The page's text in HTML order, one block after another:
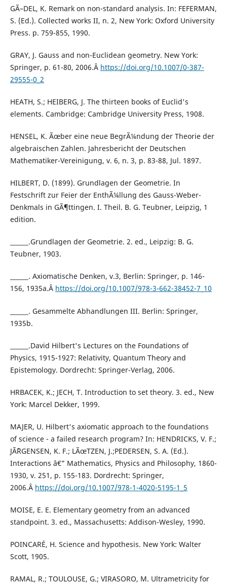
GÃ–DEL, K. Remark on non-standard analysis. In: FEFERMAN,
S. (Ed.). Collected works II, n. 2, New York: Oxford University
Press. p. 759-855, 1990.
GRAY, J. Gauss and non-Euclidean geometry. New York:
Springer, p. 61-80, 2006.Â https://doi.org/10.1007/0-387-
29555-0_2
HEATH, S.; HEIBERG, J. The thirteen books of Euclid's
elements. Cambridge: Cambridge University Press, 1908.
HENSEL, K. Ãœber eine neue BegrÃ¼ndung der Theorie der
algebraischen Zahlen. Jahresbericht der Deutschen
Mathematiker-Vereinigung, v. 6, n. 3, p. 83-88, Jul. 1897.
HILBERT, D. (1899). Grundlagen der Geometrie. In
Festschrift zur Feier der EnthÃ¼llung des Gauss-Weber-
Denkmals in GÃ¶ttingen. I. Theil. B. G. Teubner, Leipzig, 1
edition.
______.Grundlagen der Geometrie. 2. ed., Leipzig: B. G.
Teubner, 1903.
______. Axiomatische Denken, v.3, Berlin: Springer, p. 146-
156, 1935a.Â https://doi.org/10.1007/978-3-662-38452-7_10
______. Gesammelte Abhandlungen III. Berlin: Springer,
1935b.
______.David Hilbert's Lectures on the Foundations of
Physics, 1915-1927: Relativity, Quantum Theory and
Epistemology. Dordrecht: Springer-Verlag, 2006.
HRBACEK, K.; JECH, T. Introduction to set theory. 3. ed., New
York: Marcel Dekker, 1999.
MAJER, U. Hilbert's axiomatic approach to the foundations
of science - a failed research program? In: HENDRICKS, V. F.;
JÃ˜RGENSEN, K. F.; LÃœTZEN, J.;PEDERSEN, S. A. (Ed.).
Interactions â€” Mathematics, Physics and Philosophy, 1860-
1930, v. 251, p. 155-183. Dordrecht: Springer,
2006.Â https://doi.org/10.1007/978-1-4020-5195-1_5
MOISE, E. E. Elementary geometry from an advanced
standpoint. 3. ed., Massachusetts: Addison-Wesley, 1990.
POINCARÉ, H. Science and hypothesis. New York: Walter
Scott, 1905.
RAMAL, R.; TOULOUSE, G.; VIRASORO, M. Ultrametricity for